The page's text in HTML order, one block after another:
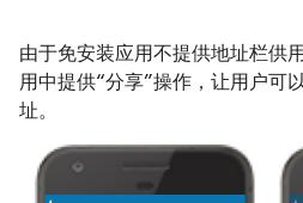
由于免安装应用不提供地址栏供
用中提供“分享”操作，让用户可
址。